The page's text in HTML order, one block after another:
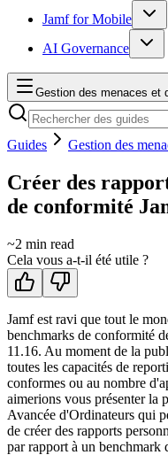
Jamf for Mobile
AI Governance
Gestion des menaces et
Guides Gestion des
Créer des
de conformité
~2 min read
Cela vous a-t-il été utile ?
Jamf est ravi que tout le
benchmarks de conformité
11.16. Au moment de la
toutes les capacités de
conformes ou au nombre
aimerions vous présenter la
Avancée d'Ordinateurs qui
de créer des rapports
par rapport à un benchmark